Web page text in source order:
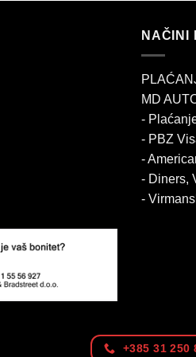
NAČINI
MD
-
- PBZ
-
- Diners,
-
+385 31 250